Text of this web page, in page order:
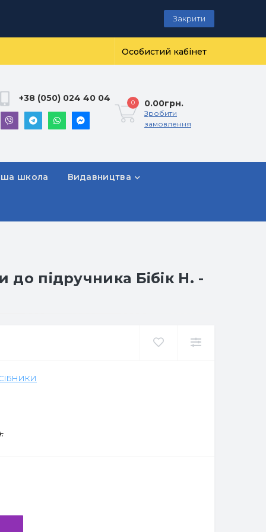
Закрити
Особистий кабінет
+38 (050) 024 40 04 0 0.00грн.
Зробити
замовлення
школа Видавництва
підручника Бібік Н. -